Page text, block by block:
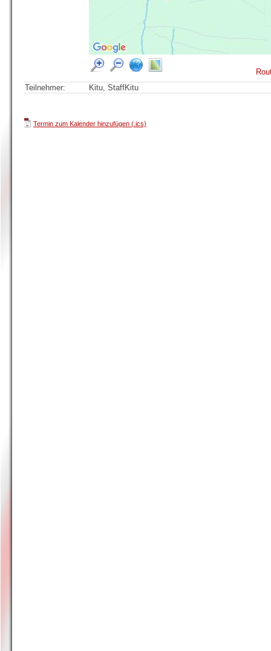
Teilnehmer:
Kitu, StaffKitu
Termin zum Kalender hinzufügen (.ics)